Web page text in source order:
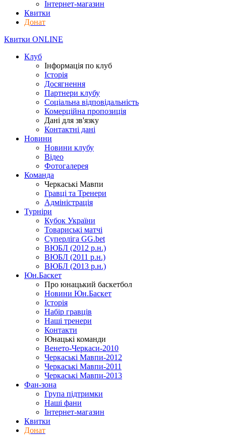
Інтернет-магазин
Квитки
Донат
Квитки ONLINE
Клуб
Інформація по клуб
Історія
Досягнення
Партнери клубу
Соціальна відповідальність
Комерційна пропозиція
Дані для зв'язку
Контактні дані
Новини
Новини клубу
Відео
Фотогалерея
Команда
Черкаські Мавпи
Гравці та Тренери
Адміністрація
Турніри
Кубок України
Товариські матчі
Суперліга GG.bet
ВЮБЛ (2012 р.н.)
ВЮБЛ (2011 р.н.)
ВЮБЛ (2013 р.н.)
Юн.Баскет
Про юнацький баскетбол
Новини Юн.Баскет
Історія
Набір гравців
Наші тренери
Контакти
Юнацькі команди
Венето-Черкаси-2010
Черкаські Мавпи-2012
Черкаські Мавпи-2011
Черкаські Мавпи-2013
Фан-зона
Група підтримки
Наші фани
Інтернет-магазин
Квитки
Донат